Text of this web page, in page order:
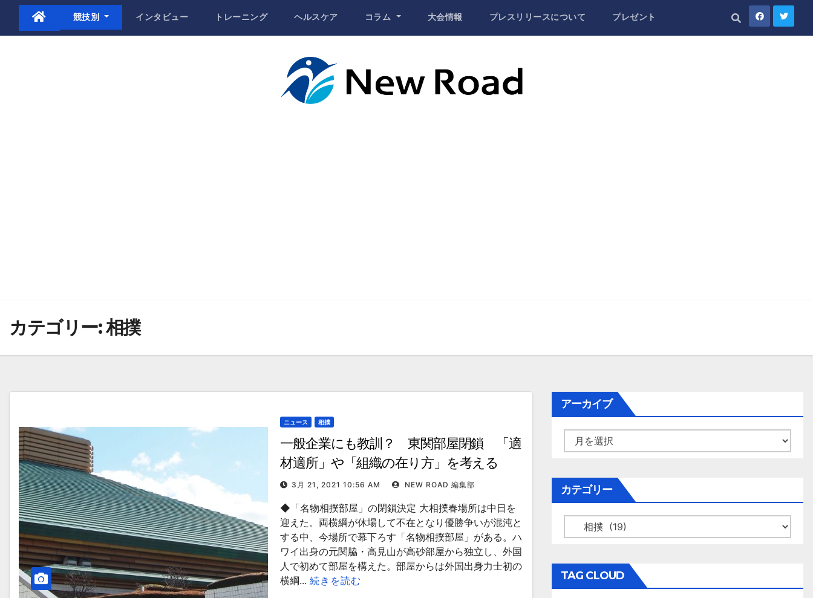
Skip
content
競技別 インタビュー トレーニング ヘルスケア コラム 大会情報 プレスリリースについて プレゼント
カテゴリー:相撲
ニュース 相撲
一般企業にも教訓？ 東関部屋閉鎖 「適
材適所」や「組織の在り方」を考える
3月 21, 2021 10:56 AM NEW ROAD 編集部
◆「名物相撲部屋」の閉鎖決定 大相撲春場所は中日を
迎えた。両横綱が休場して不在となり優勝争いが混沌と
する中、今場所で幕下ろす「名物相撲部屋」がある。ハ
ワイ出身の元関脇・高見山が高砂部屋から独立し、外国
人で初めて部屋を構えた。部屋からは外国出身力士初の
横綱... 続きを読む
アーカイブ
ー
イ
ブ
カテゴリー
テ
リ
ー
TAG CLOUD